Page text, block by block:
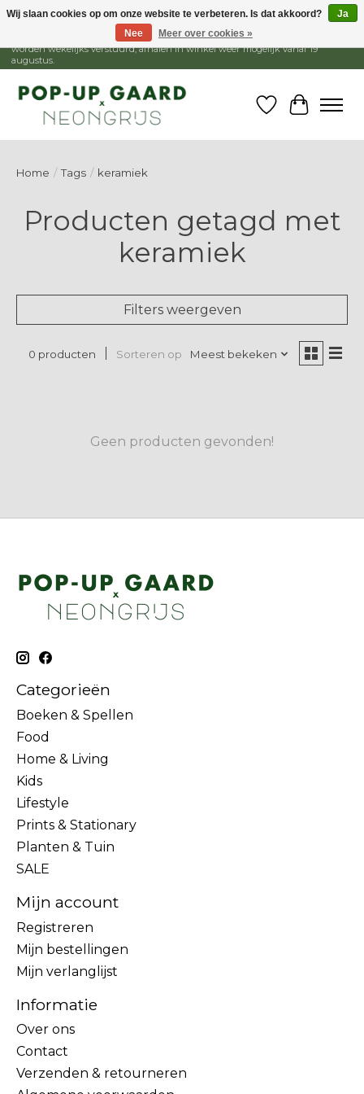
1 - 15 augustus is de winkel gesloten, webshop blijft open. Bestellingen
worden wekelijks verstuurd, afhalen in winkel weer mogelijk vanaf 19
augustus.
Verlanglijst
Home / Tags / keramiek
Producten getagd met
keramiek
Filters weergeven
0 producten Sorteren op Meest bekeken
Geen producten gevonden!
Categorieën
Boeken & Spellen
Food
Home & Living
Kids
Lifestyle
Prints & Stationary
Planten & Tuin
SALE
Mijn account
Registreren
Mijn bestellingen
Mijn verlanglijst
Informatie
Over ons
Contact
Verzenden & retourneren
Wij slaan cookies op om onze website te verbeteren. Is dat akkoord?
Ja
Nee
Meer over cookies »